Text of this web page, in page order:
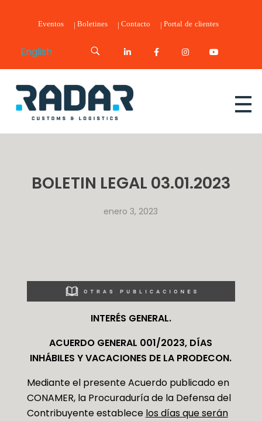
Eventos Boletines Contacto Portal de clientes
English
Radar Customs & Logistics
BOLETIN LEGAL 03.01.2023
enero 3, 2023
INTERÉS GENERAL.
ACUERDO GENERAL 001/2023, DÍAS
INHÁBILES Y VACACIONES DE LA PRODECON.
Mediante el presente Acuerdo publicado en
CONAMER, la Procuraduría de la Defensa del
Contribuyente establece los días que serán